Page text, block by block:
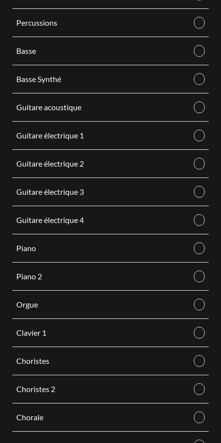
Percussions
Basse
Basse Synthé
Guitare acoustique
Guitare électrique 1
Guitare électrique 2
Guitare électrique 3
Guitare électrique 4
Piano
Piano 2
Orgue
Clavier 1
Choristes
Choristes 2
Chorale